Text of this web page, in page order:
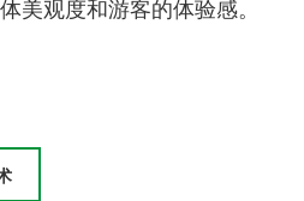
美观度和游客的体验感。